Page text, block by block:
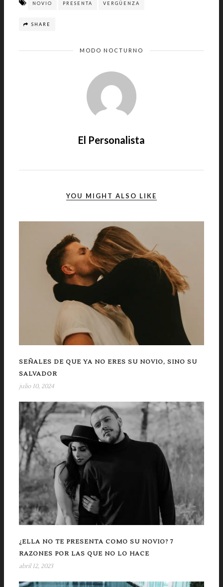
NOVIO PRESENTA VERGÜENZA
SHARE
MODO NOCTURNO
El Personalista
YOU MIGHT ALSO LIKE
SEÑALES DE QUE YA NO ERES SU NOVIO, SINO SU
SALVADOR
julio 10, 2024
¿ELLA NO TE PRESENTA COMO SU NOVIO? 7
RAZONES POR LAS QUE NO LO HACE
abril 12, 2023